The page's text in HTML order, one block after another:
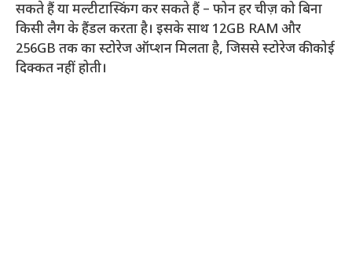
सकते हैं या मल्टीटास्किंग कर सकते हैं – फोन हर चीज़ को बिना
किसी लैग के हैंडल करता है। इसके साथ 12GB RAM और
256GB तक का स्टोरेज ऑप्शन मिलता है, जिससे स्टोरेज की कोई
दिक्कत नहीं होती।